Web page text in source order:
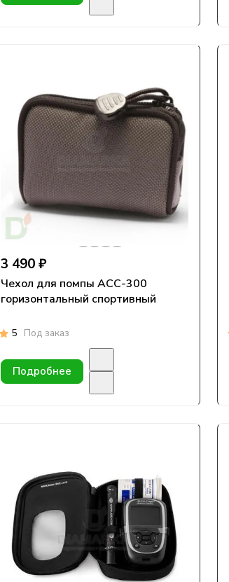
3 490 ₽
Чехол для помпы АСС-300
горизонтальный спортивный
5 Под заказ
Подробнее